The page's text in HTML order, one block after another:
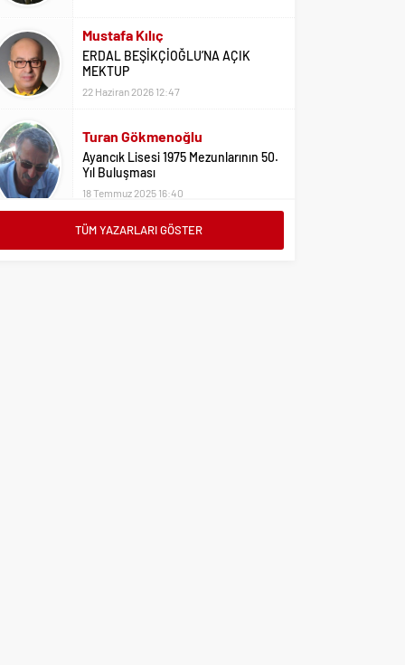
MEKTUP
22 Haziran 2026 12:47
Yıl Buluşması
18 Temmuz 2025 16:40
Bu Sene Fenerbahçe Ülke Puanlarını
TÜM YAZARLARI GÖSTER